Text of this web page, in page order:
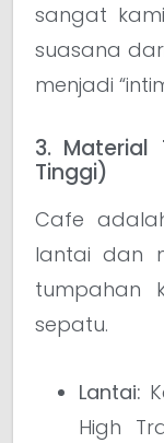
sangat
suasana
menjadi
3. Material
Tinggi)
Cafe
lantai dan
tumpahan
sepatu.
Lantai:
High